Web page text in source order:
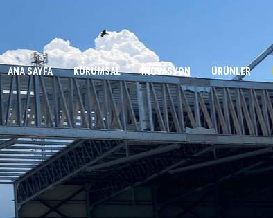
ANA SAYFA KURUMSAL İNOVASYON ÜRÜNLER